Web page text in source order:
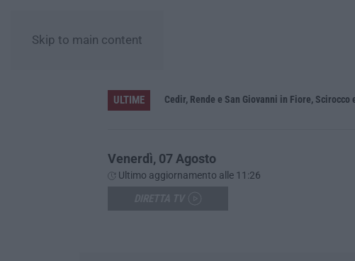
Skip to main content
ULTIME
Venerdì, 07 Agosto
Ultimo aggiornamento alle 11:26